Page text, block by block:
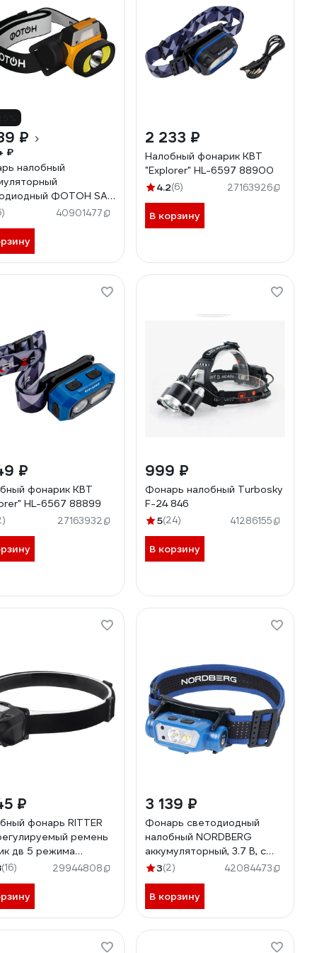
₽
₽
налобный
ФОТОН SA-
(5W + 3W) 25539
40901477
2 233 ₽
Налобный фонарик КВТ
"Explorer" HL-6597 88900
4.2(6) 27163926
В корзину
₽
фонарик КВТ
HL-6567 88899
27163932
999 ₽
Фонарь налобный Turbosky
F-24 846
5(24) 41286155
В корзину
₽
фонарь RITTER
ремень
дв 5 режима
1200 мАч 140Лм
(16) 29944808
3 139 ₽
Фонарь светодиодный
налобный NORDBERG
аккумуляторный, 3.7 В, c
датчиком движения 1953
3(2) 42084473
В корзину